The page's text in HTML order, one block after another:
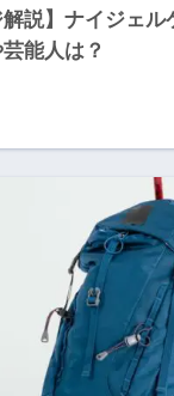
解説】ナイジェ
能人は？